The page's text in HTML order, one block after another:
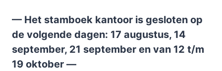
— Het stamboek kantoor is gesloten op
de volgende dagen: 17 augustus, 14
september, 21 september en van 12 t/m
19 oktober —